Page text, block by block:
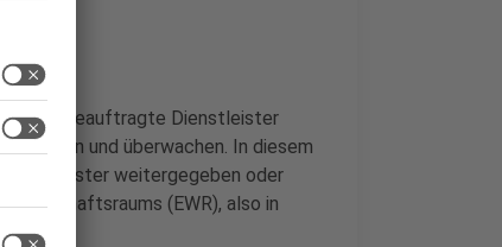
auf beauftragte Dienstleister
und überwachen. In diesem
Dienstleister weitergegeben oder
(EWR), also in